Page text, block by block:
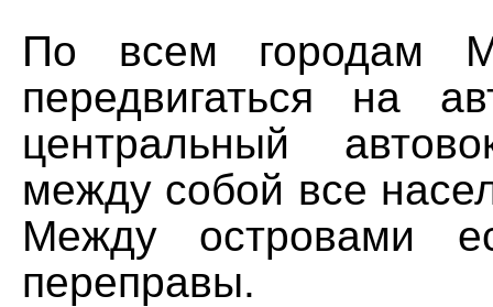
По всем городам
передвигаться на
центральный
между собой все
Между островами
переправы.